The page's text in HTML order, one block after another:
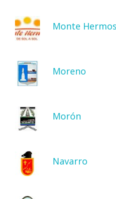
Monte
Moreno
Morón
Navarro